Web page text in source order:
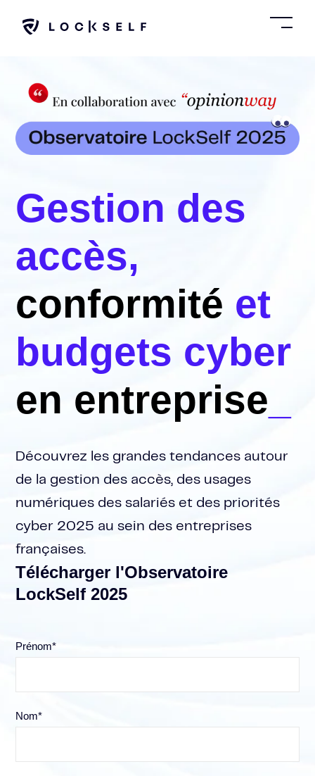
CONTENT
Gestion des
accès,
conformité et
budgets cyber
en entreprise
Découvrez les grandes tendances autour
de la gestion des accès, des usages
numériques des salariés et des priorités
cyber 2025 au sein des entreprises
françaises.
Télécharger l'Observatoire
LockSelf 2025
Prénom*
Nom*